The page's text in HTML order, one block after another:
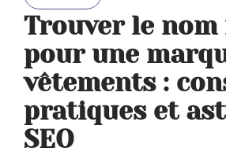
Trouver le nom
pour une
vêtements :
pratiques et
SEO